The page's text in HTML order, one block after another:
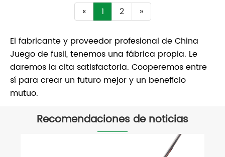
« 1 2 »
El fabricante y proveedor profesional de China
Juego de fusil, tenemos una fábrica propia. Le
daremos la cita satisfactoria. Cooperemos entre
sí para crear un futuro mejor y un beneficio
mutuo.
Recomendaciones de noticias